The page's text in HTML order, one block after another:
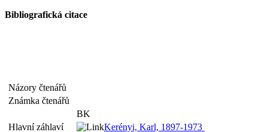
Bibliografická citace
Názory čtenářů
Známka čtenářů
BK
Hlavní záhlaví
Kerényi, Karl, 1897-1973